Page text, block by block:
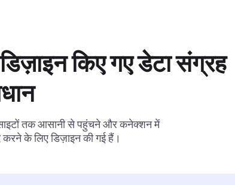
किए गए डेटा संग्रह
तक आसानी से पहुंचने और कनेक्शन में
के लिए डिज़ाइन की गई हैं।